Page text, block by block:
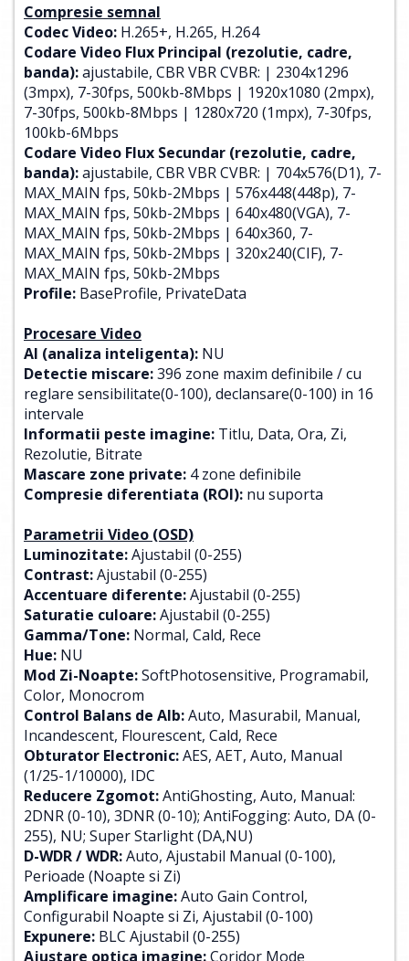
Compresie semnal
Codec Video: H.265+, H.265, H.264
Codare Video Flux Principal (rezolutie, cadre,
banda):ajustabile, CBR VBR CVBR: | 2304x1296
(3mpx), 7-30fps, 500kb-8Mbps | 1920x1080 (2mpx),
7-30fps, 500kb-8Mbps | 1280x720 (1mpx), 7-30fps,
100kb-6Mbps
Codare Video Flux Secundar (rezolutie, cadre,
banda):ajustabile, CBR VBR CVBR: | 704x576(D1), 7-
MAX_MAIN fps, 50kb-2Mbps | 576x448(448p), 7-
MAX_MAIN fps, 50kb-2Mbps | 640x480(VGA), 7-
MAX_MAIN fps, 50kb-2Mbps | 640x360, 7-
MAX_MAIN fps, 50kb-2Mbps | 320x240(CIF), 7-
MAX_MAIN fps, 50kb-2Mbps
Profile: BaseProfile, PrivateData
Procesare Video
AI (analiza inteligenta): NU
Detectie miscare:396 zone maxim definibile / cu
reglare sensibilitate(0-100), declansare(0-100) in 16
intervale
Informatii peste imagine: Titlu, Data, Ora, Zi,
Rezolutie, Bitrate
Mascare zone private: 4 zone definibile
Compresie diferentiata (ROI): nu suporta
Parametrii Video (OSD)
Luminozitate:Ajustabil (0-255)
Contrast:Ajustabil (0-255)
Accentuare diferente:Ajustabil (0-255)
Saturatie culoare:Ajustabil (0-255)
Gamma/Tone: Normal, Cald, Rece
Hue: NU
Mod Zi-Noapte:SoftPhotosensitive, Programabil,
Color, Monocrom
Control Balans de Alb:Auto, Masurabil, Manual,
Incandescent, Flourescent, Cald, Rece
Obturator Electronic:AES, AET, Auto, Manual
(1/25-1/10000), IDC
Reducere Zgomot:AntiGhosting, Auto, Manual:
2DNR (0-10), 3DNR (0-10); AntiFogging: Auto, DA (0-
255), NU; Super Starlight (DA,NU)
D-WDR / WDR:Auto, Ajustabil Manual (0-100),
Perioade (Noapte si Zi)
Amplificare imagine:Auto Gain Control,
Configurabil Noapte si Zi, Ajustabil (0-100)
Expunere: BLC Ajustabil (0-255)
Ajustare optica imagine:Coridor Mode